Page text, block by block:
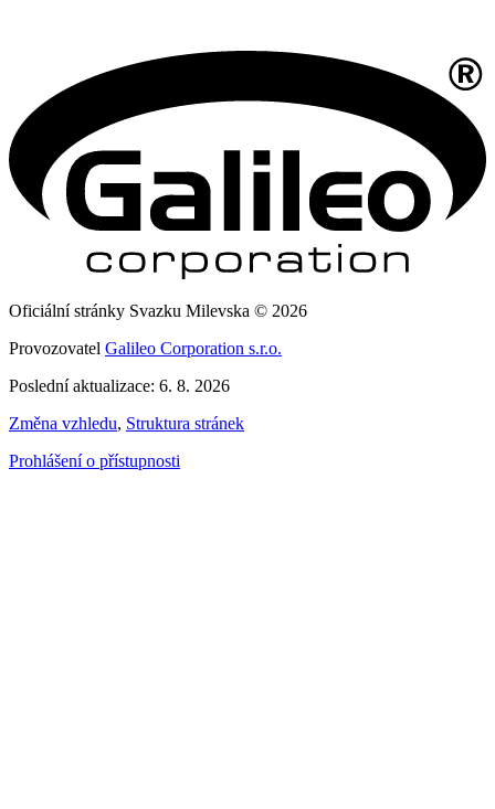
Oficiální stránky Svazku Milevska © 2026
Provozovatel Galileo Corporation s.r.o.
Poslední aktualizace: 6. 8. 2026
Změna vzhledu, Struktura stránek
Prohlášení o přístupnosti